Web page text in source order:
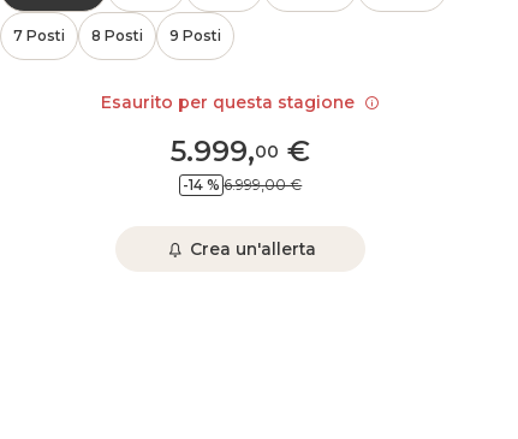
7 Posti 8 Posti 9 Posti
5.999,00 €
-14 % 6.999,00 €
Crea un'allerta